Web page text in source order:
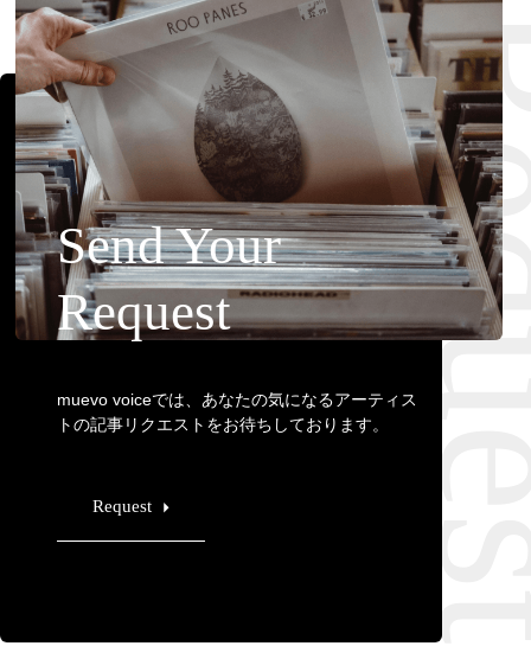
Send Your
Request
muevo voiceでは、あなたの気になるアーティス
トの記事リクエストをお待ちしております。
Request